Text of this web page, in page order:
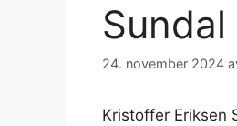
24. november 2024
Kristoffer Eriksen